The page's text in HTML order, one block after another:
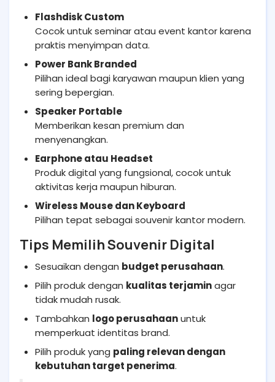
Flashdisk Custom
Cocok untuk seminar atau event kantor karena
praktis menyimpan data.
Power Bank Branded
Pilihan ideal bagi karyawan maupun klien yang
sering bepergian.
Speaker Portable
Memberikan kesan premium dan
menyenangkan.
Earphone atau Headset
Produk digital yang fungsional, cocok untuk
aktivitas kerja maupun hiburan.
Wireless Mouse dan Keyboard
Pilihan tepat sebagai souvenir kantor modern.
Tips Memilih Souvenir Digital
Sesuaikan dengan budget perusahaan.
Pilih produk dengan kualitas terjaminagar
tidak mudah rusak.
Tambahkan logo perusahaanuntuk
memperkuat identitas brand.
Pilih produk yang paling relevan dengan
kebutuhan target penerima.